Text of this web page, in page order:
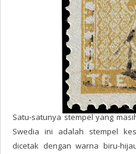
Satu-satunya stempel yang
Swedia ini adalah stempel
dicetak dengan warna biru-